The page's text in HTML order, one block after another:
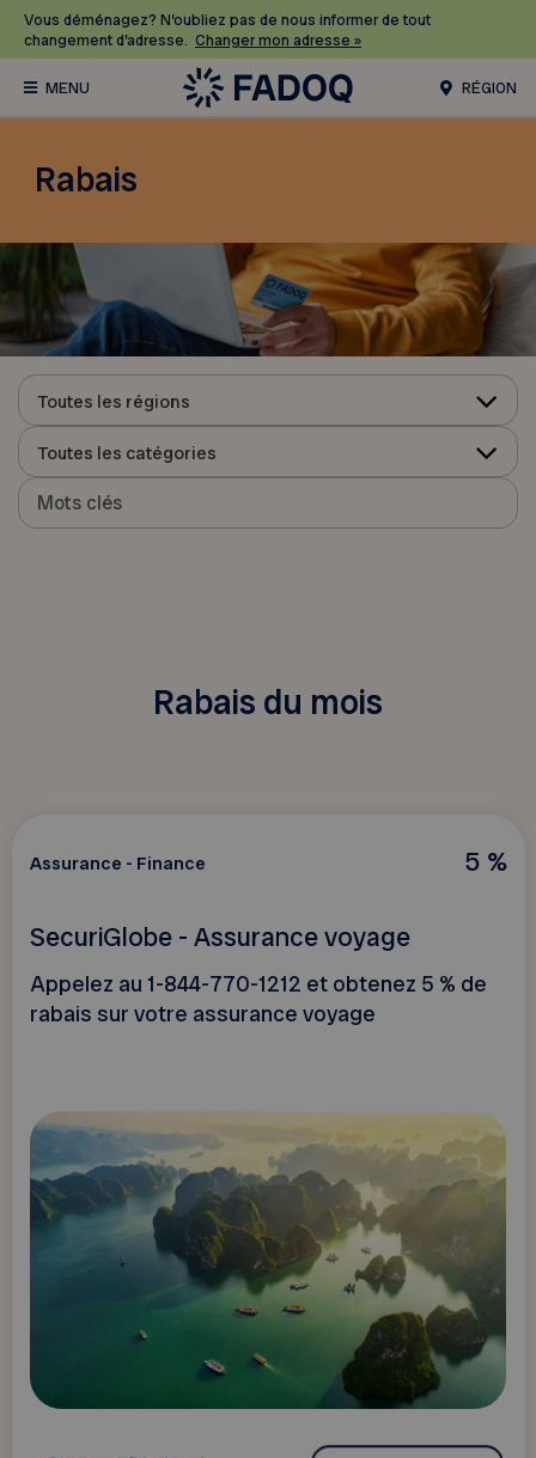
Vous déménagez? N’oubliez pas de nous informer de tout
changement d’adresse. Changer mon adresse »
RÉGION
Rabais
Toutes les régions
Toutes les catégories
Rabais du mois
5 %
Assurance - Finance
SecuriGlobe - Assurance voyage
Appelez au 1-844-770-1212 et obtenez 5 % de
rabais sur votre assurance voyage